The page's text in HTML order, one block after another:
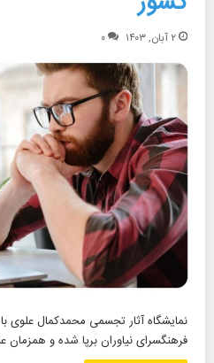
۲ آبان, ۱۴۰۳ ۰
نمایشگاه آثار تجسمی محمدکمال علوی
فرهنگسرای نیاوران برپا شده و همزمان